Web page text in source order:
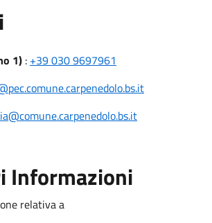
1) : +39 030 9697961
Informazioni
relativa a